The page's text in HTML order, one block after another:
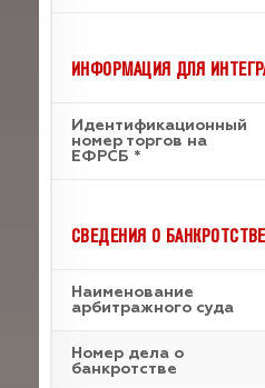
ИНФОРМАЦИЯ ДЛЯ
Идентификационный
номер торгов на
ЕФРСБ *
СВЕДЕНИЯ О БАНКРОТСТВЕ
Наименование
арбитражного суда
Номер дела о
банкротстве